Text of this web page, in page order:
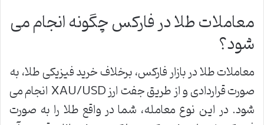
معاملات طلا در فارکس چگونه انجام می
شود؟
معاملات طلا در بازار فارکس، برخلاف خرید فیزیکی طلا، به
صورت قراردادی و از طریق جفت ارز XAU/USD انجام می
شود. در این نوع معامله، شما در واقع طلا را به صورت